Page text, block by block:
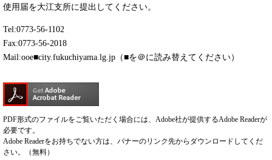
使用届を大江支所に提出してください。
Tel:0773-56-1102
Fax:0773-56-2018
Mail:ooe■city.fukuchiyama.lg.jp（■を＠に読み替えてください）
PDF形式のファイルをご覧いただく場合には、Adobe社が提供するAdobe Readerが
必要です。
Adobe Readerをお持ちでない方は、バナーのリンク先からダウンロードしてくだ
さい。（無料）